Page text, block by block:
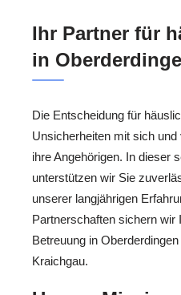
Ihr Partner für
in
Die Entscheidung für
Unsicherheiten mit sich
ihre Angehörigen. In dieser
unterstützen wir Sie
unserer langjährigen
Partnerschaften sichern wir
Betreuung in
Kraichgau.